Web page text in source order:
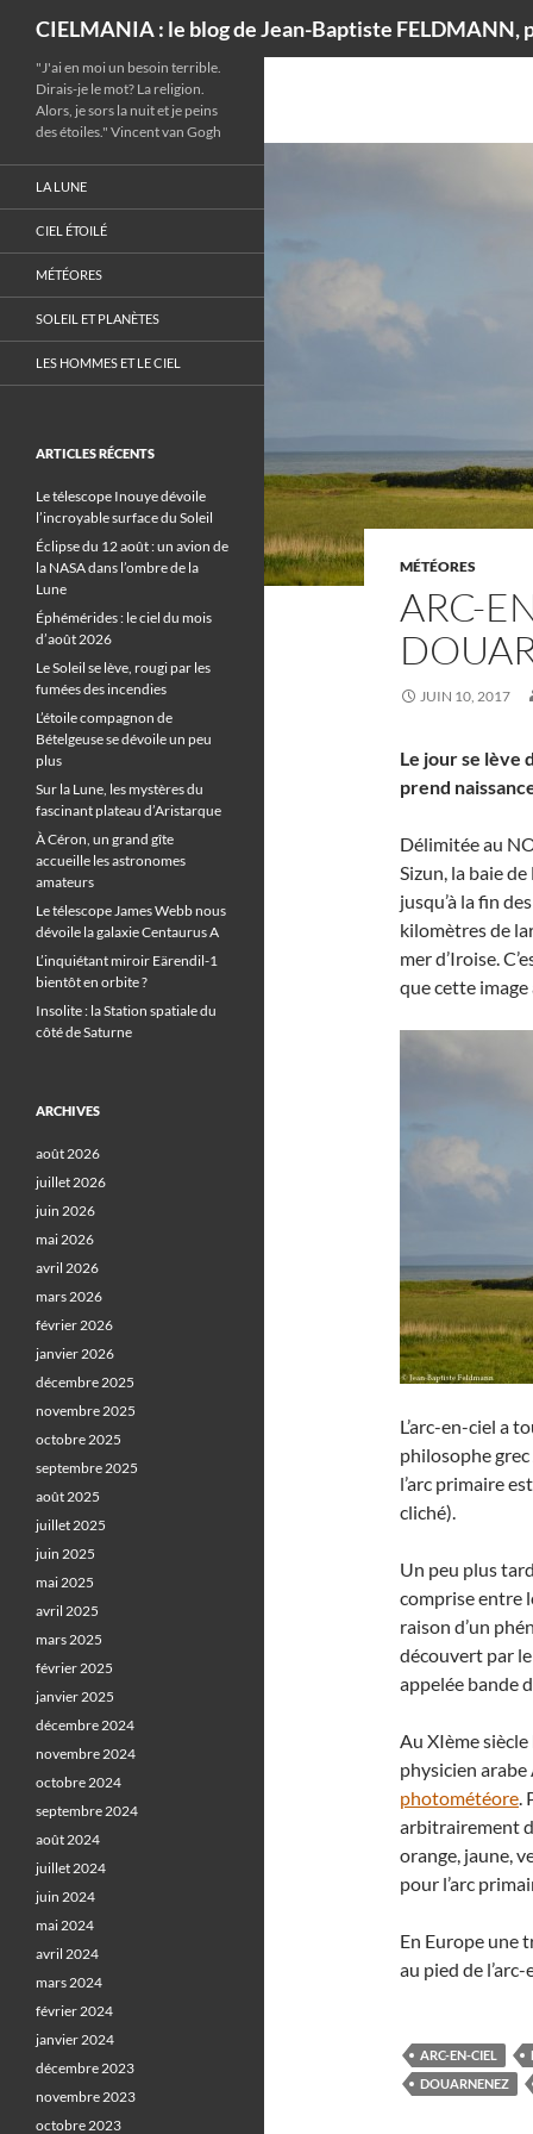
CIELMANIA : le blog de Jean-Baptiste FELDMANN,
MÉTÉORES
ARC-
JUIN 10, 2017
Le jour se lève
prend
Délimitée au
Sizun, la baie
jusqu’à la fin
kilomètres de
mer d’Iroise.
que cette image
L’arc-en-ciel a
philosophe
l’arc primaire
cliché).
Un peu plus
comprise entre
raison d’un
découvert par
appelée bande
Au XIème
physicien arabe
photométéore.
arbitrairement
orange, jaune,
pour l’arc
En Europe une
au pied de
ARC-EN-CIEL
DOUARNENEZ
"J'ai en moi un besoin terrible.
Dirais-je le mot? La religion.
Alors, je sors la nuit et je peins
des étoiles." Vincent van Gogh
LA LUNE
CIEL ÉTOILÉ
MÉTÉORES
SOLEIL ET PLANÈTES
LES HOMMES ET LE CIEL
ARTICLES RÉCENTS
Le télescope Inouye dévoile
l’incroyable surface du Soleil
Éclipse du 12 août : un avion de
la NASA dans l’ombre de la
Lune
Éphémérides : le ciel du mois
d’août 2026
Le Soleil se lève, rougi par les
fumées des incendies
L’étoile compagnon de
Bételgeuse se dévoile un peu
plus
Sur la Lune, les mystères du
fascinant plateau d’Aristarque
À Céron, un grand gîte
accueille les astronomes
amateurs
Le télescope James Webb nous
dévoile la galaxie Centaurus A
L’inquiétant miroir Eärendil-1
bientôt en orbite ?
Insolite : la Station spatiale du
côté de Saturne
ARCHIVES
août 2026
juillet 2026
juin 2026
mai 2026
avril 2026
mars 2026
février 2026
janvier 2026
décembre 2025
novembre 2025
octobre 2025
septembre 2025
août 2025
juillet 2025
juin 2025
mai 2025
avril 2025
mars 2025
février 2025
janvier 2025
décembre 2024
novembre 2024
octobre 2024
septembre 2024
août 2024
juillet 2024
juin 2024
mai 2024
avril 2024
mars 2024
février 2024
janvier 2024
décembre 2023
novembre 2023
octobre 2023